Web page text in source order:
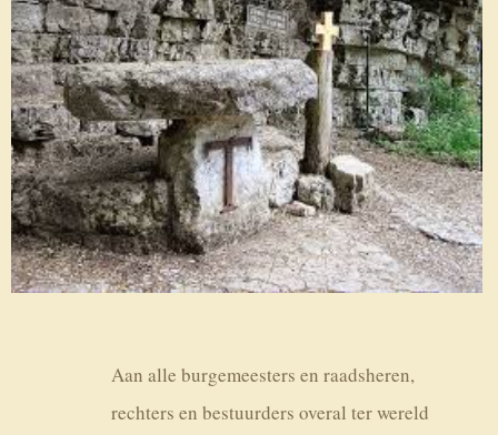
Aan alle burgemeesters en raadsheren,
rechters en bestuurders overal ter wereld